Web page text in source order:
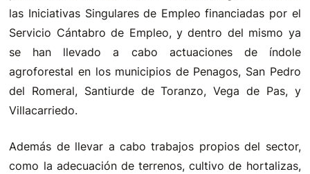
las Iniciativas Singulares de Empleo financiadas por el
Servicio Cántabro de Empleo, y dentro del mismo ya
se han llevado a cabo actuaciones de índole
agroforestal en los municipios de Penagos, San Pedro
del Romeral, Santiurde de Toranzo, Vega de Pas, y
Villacarriedo.
Además de llevar a cabo trabajos propios del sector,
como la adecuación de terrenos, cultivo de hortalizas,